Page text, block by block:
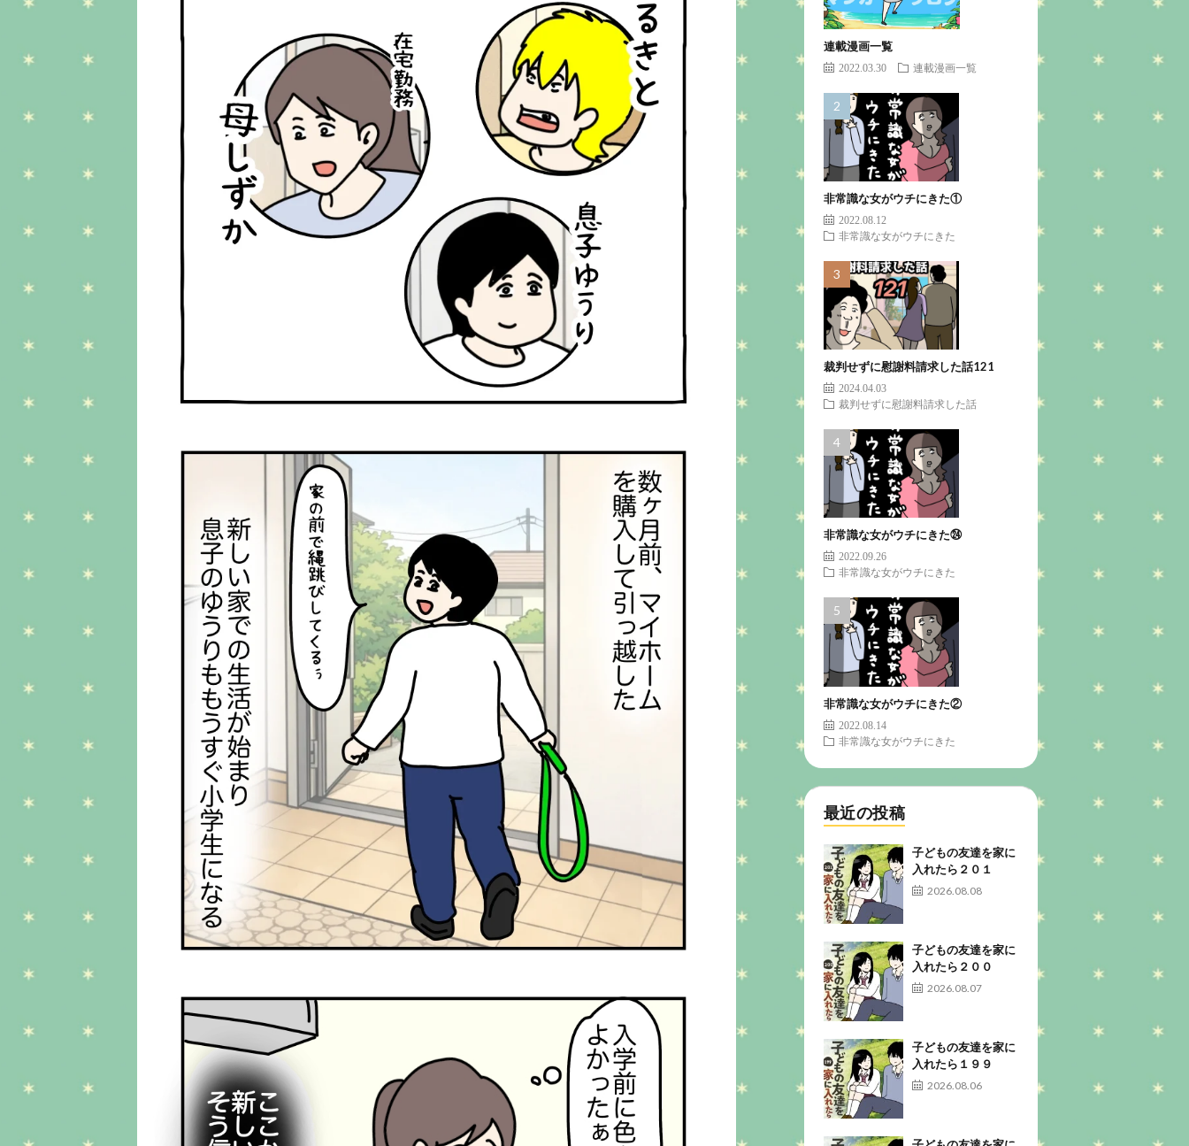
連載漫画一覧
2022.03.30 連載漫画一覧
非常識な女がウチにきた①
2022.08.12
非常識な女がウチにきた
裁判せずに慰謝料請求した話121
2024.04.03
裁判せずに慰謝料請求した話
非常識な女がウチにきた㉔
2022.09.26
非常識な女がウチにきた
非常識な女がウチにきた②
2022.08.14
非常識な女がウチにきた
最近の投稿
子どもの友達を家に
入れたら２０１
2026.08.08
子どもの友達を家に
入れたら２００
2026.08.07
子どもの友達を家に
入れたら１９９
2026.08.06